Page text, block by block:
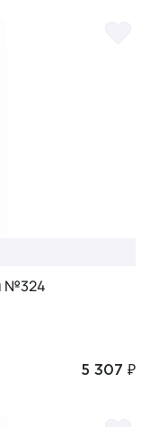
№324
5 307 ₽